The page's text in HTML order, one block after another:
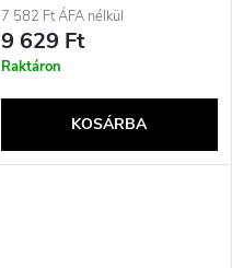
memóriakártya
PSF64GVX31MCX
7 582 Ft ÁFA nélkül
9 629 Ft
Raktáron
KOSÁRBA